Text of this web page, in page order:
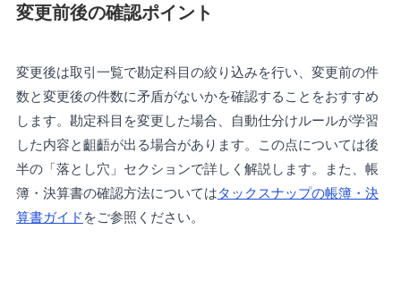
変更前後の確認ポイント
変更後は取引一覧で勘定科目の絞り込みを行い、変更前の件
数と変更後の件数に矛盾がないかを確認することをおすすめ
します。勘定科目を変更した場合、自動仕分けルールが学習
した内容と齟齬が出る場合があります。この点については後
半の「落とし穴」セクションで詳しく解説します。また、帳
簿・決算書の確認方法についてはタックスナップの帳簿・決
算書ガイド をご参照ください。